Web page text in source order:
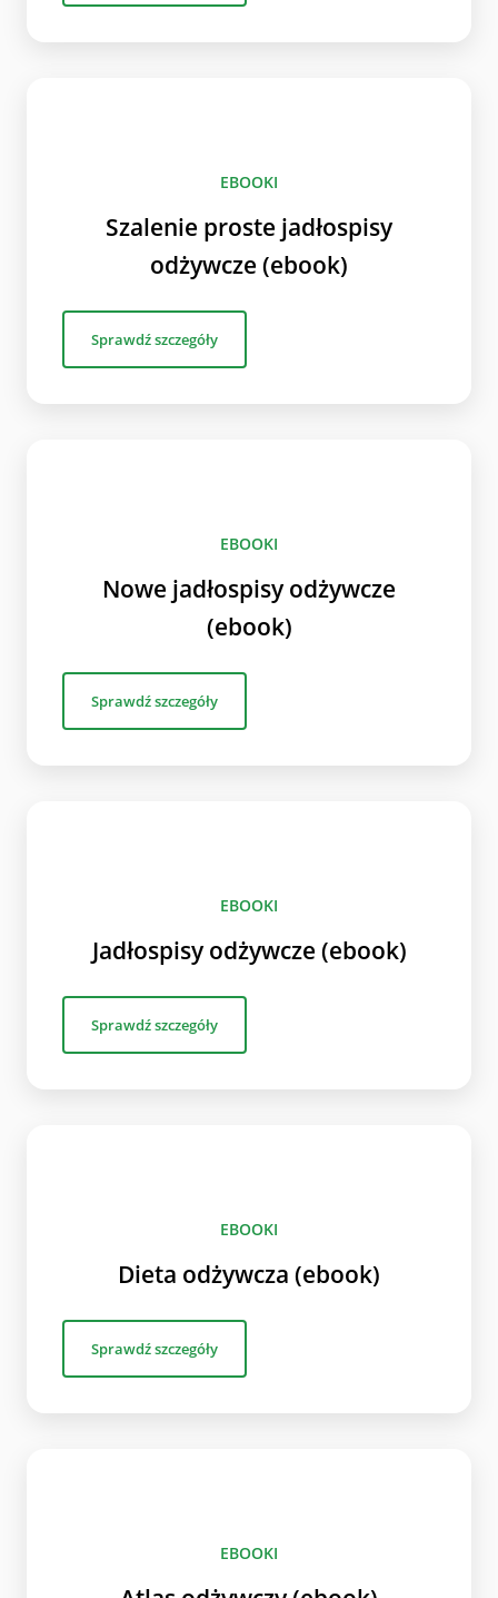
EBOOKI
Szalenie proste jadłospisy
odżywcze (ebook)
Sprawdź szczegóły
EBOOKI
Nowe jadłospisy odżywcze
(ebook)
Sprawdź szczegóły
EBOOKI
Jadłospisy odżywcze (ebook)
Sprawdź szczegóły
EBOOKI
Dieta odżywcza (ebook)
Sprawdź szczegóły
EBOOKI